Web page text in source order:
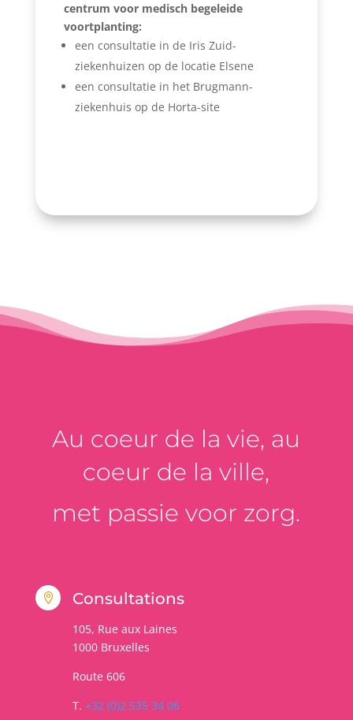
centrum voor medisch begeleide
voortplanting:
een consultatie in de Iris Zuid-
ziekenhuizen op de locatie Elsene
een consultatie in het Brugmann-
ziekenhuis op de Horta-site
Au coeur de la vie, au
coeur de la ville,
met passie voor zorg.
 Consultations
105, Rue aux Laines
1000 Bruxelles
Route 606
T. +32 (0)2 535 34 06